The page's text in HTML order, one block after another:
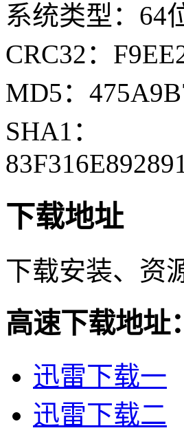
系统类型：64
CRC32：
MD5：
SHA1：
下载地址
下载安装、资
高速下载地址：
迅雷下载一
迅雷下载二